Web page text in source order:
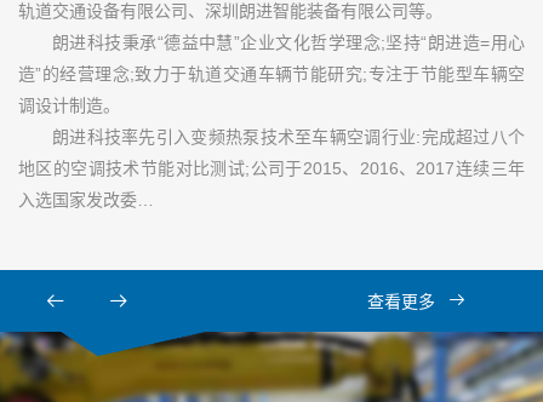
轨道交通设备有限公司、深圳朗进智能装备有限公司等。
朗进科技秉承“德益中慧”企业文化哲学理念;坚持“朗进造=用心
造”的经营理念;致力于轨道交通车辆节能研究;专注于节能型车辆空
调设计制造。
朗进科技率先引入变频热泵技术至车辆空调行业:完成超过八个
地区的空调技术节能对比测试;公司于2015、2016、2017连续三年
入选国家发改委…
查看更多